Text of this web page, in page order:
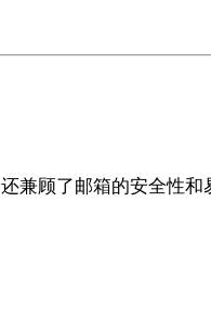
兼顾了邮箱的安全性